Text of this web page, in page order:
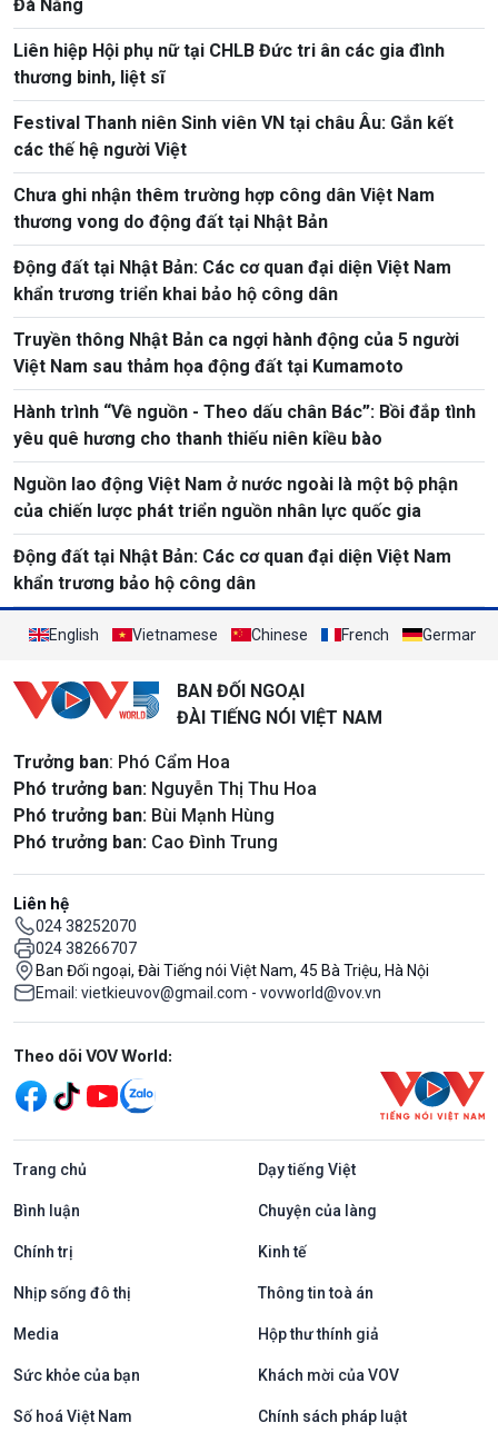
Đà Nẵng
Liên hiệp Hội phụ nữ tại CHLB Đức tri ân các gia đình
thương binh, liệt sĩ
Festival Thanh niên Sinh viên VN tại châu Âu: Gắn kết
các thế hệ người Việt
Chưa ghi nhận thêm trường hợp công dân Việt Nam
thương vong do động đất tại Nhật Bản
Động đất tại Nhật Bản: Các cơ quan đại diện Việt Nam
khẩn trương triển khai bảo hộ công dân
Truyền thông Nhật Bản ca ngợi hành động của 5 người
Việt Nam sau thảm họa động đất tại Kumamoto
Hành trình “Về nguồn - Theo dấu chân Bác”: Bồi đắp tình
yêu quê hương cho thanh thiếu niên kiều bào
Nguồn lao động Việt Nam ở nước ngoài là một bộ phận
của chiến lược phát triển nguồn nhân lực quốc gia
Động đất tại Nhật Bản: Các cơ quan đại diện Việt Nam
khẩn trương bảo hộ công dân
English Vietnamese Chinese French German
BAN ĐỐI NGOẠI
ĐÀI TIẾNG NÓI VIỆT NAM
Trưởng ban: Phó Cẩm Hoa
Phó trưởng ban: Nguyễn Thị Thu Hoa
Phó trưởng ban: Bùi Mạnh Hùng
Phó trưởng ban: Cao Đình Trung
Liên hệ
024 38252070
024 38266707
Ban Đối ngoại, Đài Tiếng nói Việt Nam, 45 Bà Triệu, Hà Nội
Email: vietkieuvov@gmail.com - vovworld@vov.vn
Mạng xã hội
Theo dõi VOV World:
Trang chủ Dạy tiếng Việt
Bình luận Chuyện của làng
Chính trị Kinh tế
Nhịp sống đô thị Thông tin toà án
Media Hộp thư thính giả
Sức khỏe của bạn Khách mời của VOV
Số hoá Việt Nam Chính sách pháp luật